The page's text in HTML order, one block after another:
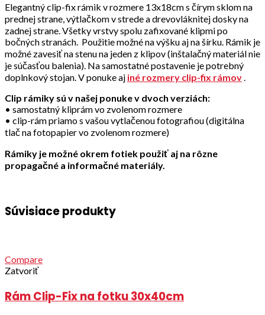
Elegantný clip-fix rámik v rozmere 13x18cm s čírym sklom na
prednej strane, výtlačkom v strede a drevovláknitej dosky na
zadnej strane. Všetky vrstvy spolu zafixované klipmi po
bočných stranách. Použitie možné na výšku aj na šírku. Rámik je
možné zavesiť na stenu na jeden z klipov (inštalačný materiál nie
je súčasťou balenia). Na samostatné postavenie je potrebný
doplnkový stojan. V ponuke aj iné rozmery clip-fix rámov
Clip rámiky sú v našej ponuke v dvoch verziách:
• samostatný kliprám vo zvolenom rozmere
• clip-rám priamo s vašou vytlačenou fotografiou (digitálna
tlač na fotopapier vo zvolenom rozmere)
Rámiky je možné okrem fotiek použiť aj na rôzne
propagačné a informačné materiály.
Súvisiace produkty
Compare
Zatvoriť
Rám Clip-Fix na fotku 30x40cm